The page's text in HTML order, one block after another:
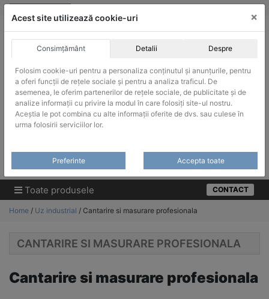
Skip
ACHIZITII PUBLICE
Produsele pot fi achizitionate si in sistemul SEAP / SICAP
Products
Toate produsele CONTACT
Home / Uz industrial / Cantarire si masurare profesionala
CANTARIRE SI MASURARE PROFESIONALA
Cantarire si masurare profesionala
Acest site utilizează cookie-uri ×
Consimțământ Detalii Despre
Folosim cookie-uri pentru a personaliza conținutul și anunțurile, pentru
a oferi funcții de rețele sociale și pentru a analiza traficul. De
asemenea, le oferim partenerilor de rețele sociale, de publicitate și de
analize informații cu privire la modul în care folosiți site-ul nostru.
Aceștia le pot combina cu alte informații oferite de dvs. sau culese în
urma folosirii serviciilor lor.
Preferinte Accepta toate